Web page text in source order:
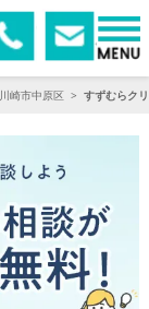
川崎市中原区 > すずむらク